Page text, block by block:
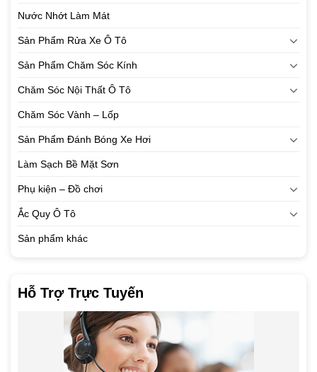
Nước Nhớt Làm Mát
Sản Phẩm Rửa Xe Ô Tô
Sản Phẩm Chăm Sóc Kính
Chăm Sóc Nội Thất Ô Tô
Chăm Sóc Vành – Lốp
Sản Phẩm Đánh Bóng Xe Hơi
Làm Sạch Bề Mặt Sơn
Phụ kiện – Đồ chơi
Ắc Quy Ô Tô
Sản phẩm khác
Hỗ Trợ Trực Tuyến